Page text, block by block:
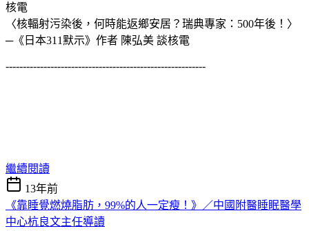
核電
〈核輻射污染後，何時能返鄉安居？瑞典專家：500年後！〉
─《日本311默示》作者 陳弘美 談核電
----------------------------------------------------------
繼續閱讀
13年前
《靠睡覺燃燒脂肪，99%的人一定瘦！》／中國附醫睡眠醫學
中心杭良文主任導讀